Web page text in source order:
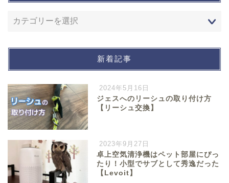
新着記事
2024年5月16日
ジェスへのリーシュの取り付け方
【リーシュ交換】
2023年9月27日
卓上空気清浄機はペット部屋にぴっ
たり！小型でサブとして秀逸だった
【Levoit】